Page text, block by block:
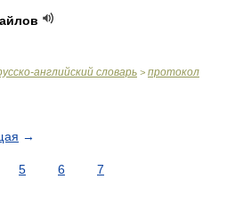
английский словарь > протокол
→
5 6 7